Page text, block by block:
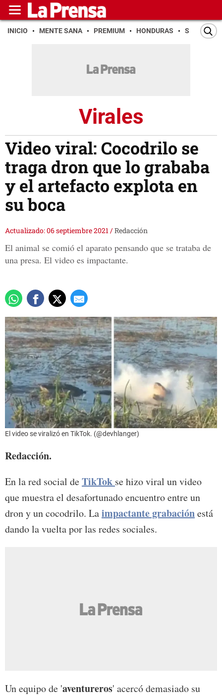
INICIO MENTE SANA PREMIUM HONDURAS SAN PEDRO
Virales
Video viral: Cocodrilo se
traga dron que lo grababa
y el artefacto explota en
su boca
Actualizado: 06 septiembre 2021/Redacción
El animal se comió el aparato pensando que se trataba de
una presa. El video es impactante.
El video se viralizó en TikTok. (@devhlanger)
Redacción.
En la red social deTikTok se hizo viral un video
que muestra el desafortunado encuentro entre un
dron y un cocodrilo. Laimpactante grabaciónestá
dando la vuelta por las redes sociales.
Un equipo de 'aventureros' acercó demasiado su